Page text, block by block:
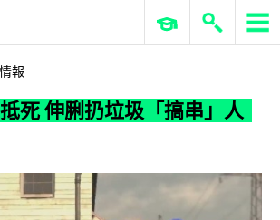
ERP 與商業 AI
報
死 伸脷扔垃圾「搞串」人